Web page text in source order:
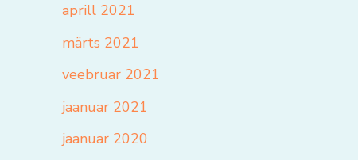
aprill 2021
märts 2021
veebruar 2021
jaanuar 2021
jaanuar 2020